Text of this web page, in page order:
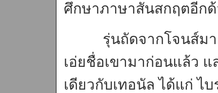
ศึกษาภาษาสันสกฤตอีก
รุ่นถัดจากโจนส์มา จึ
เอ่ยชื่อเขามาก่อนแล้ว
เดียวกับเทอนัล ได้แก่ ไ